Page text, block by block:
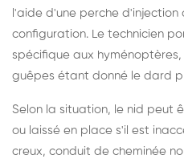
l'aide d'une perche
configuration. Le technicien
spécifique aux
guêpes étant donné le dard
Selon la situation, le nid peut
ou laissé en place s'il est
creux, conduit de cheminée